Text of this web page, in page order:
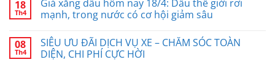
18
Th4
Giá xăng dầu hôm nay 18/4: Dầu thế giới rơi
mạnh, trong nước có cơ hội giảm sâu
08
Th4
SIÊU ƯU ĐÃI DỊCH VỤ XE – CHĂM SÓC TOÀN
DIỆN, CHI PHÍ CỰC HỜI